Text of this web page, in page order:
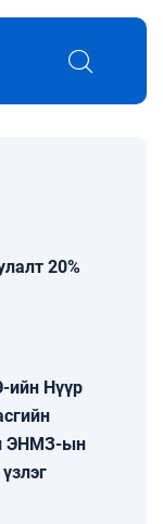
20%
Нүүр
ЭНМЗ-ын